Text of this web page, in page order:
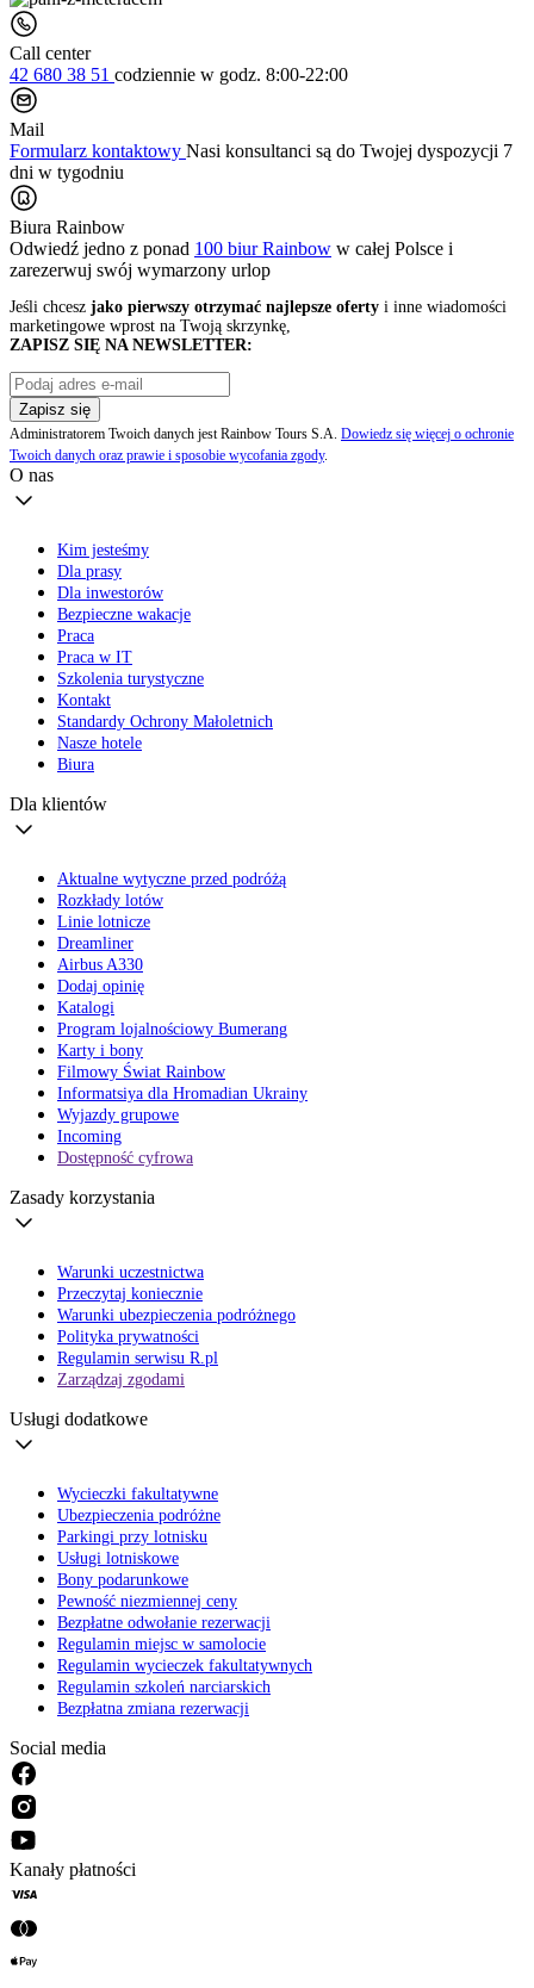
Call center
42 680 38 51 codziennie w godz. 8:00-22:00
Mail
Formularz kontaktowy Nasi konsultanci są do Twojej dyspozycji 7
dni w tygodniu
Biura Rainbow
Odwiedź jedno z ponad 100 biur Rainbow w całej Polsce i
zarezerwuj swój wymarzony urlop
Jeśli chcesz jako pierwszy otrzymać najlepsze oferty i inne wiadomości
marketingowe wprost na Twoją skrzynkę,
ZAPISZ SIĘ NA NEWSLETTER:
Zapisz się
Administratorem Twoich danych jest Rainbow Tours S.A. Dowiedz się więcej o ochronie
Twoich danych oraz prawie i sposobie wycofania zgody.
O nas
Kim jesteśmy
Dla prasy
Dla inwestorów
Bezpieczne wakacje
Praca
Praca w IT
Szkolenia turystyczne
Kontakt
Standardy Ochrony Małoletnich
Nasze hotele
Biura
Dla klientów
Aktualne wytyczne przed podróżą
Rozkłady lotów
Linie lotnicze
Dreamliner
Airbus A330
Dodaj opinię
Katalogi
Program lojalnościowy Bumerang
Karty i bony
Filmowy Świat Rainbow
Informatsiya dla Hromadian Ukrainy
Wyjazdy grupowe
Incoming
Dostępność cyfrowa
Zasady korzystania
Warunki uczestnictwa
Przeczytaj koniecznie
Warunki ubezpieczenia podróżnego
Polityka prywatności
Regulamin serwisu R.pl
Zarządzaj zgodami
Usługi dodatkowe
Wycieczki fakultatywne
Ubezpieczenia podróżne
Parkingi przy lotnisku
Usługi lotniskowe
Bony podarunkowe
Pewność niezmiennej ceny
Bezpłatne odwołanie rezerwacji
Regulamin miejsc w samolocie
Regulamin wycieczek fakultatywnych
Regulamin szkoleń narciarskich
Bezpłatna zmiana rezerwacji
Social media
Kanały płatności